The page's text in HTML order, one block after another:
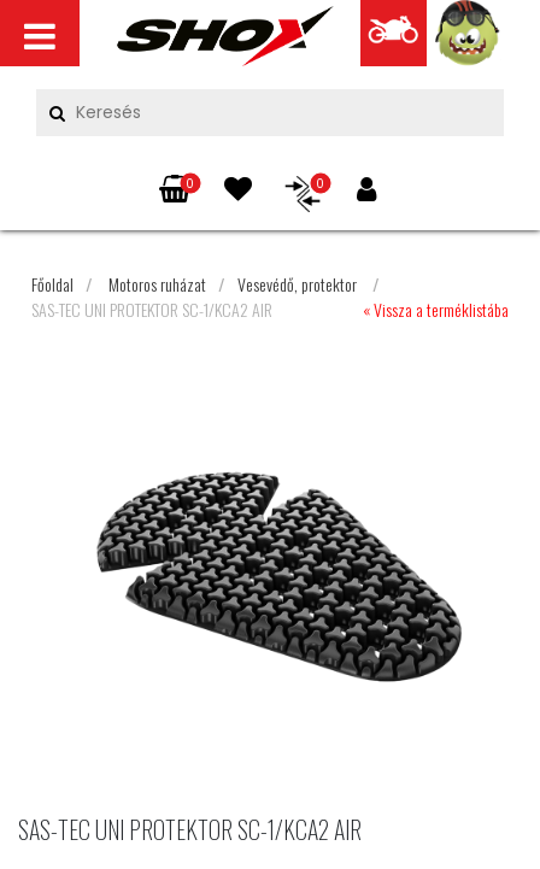
0 0
Főoldal / Motoros ruházat / Vesevédő, protektor
/
SAS-TEC UNI PROTEKTOR SC-1/KCA2 AIR
« Vissza a terméklistába
SAS-TEC UNI PROTEKTOR SC-1/KCA2 AIR